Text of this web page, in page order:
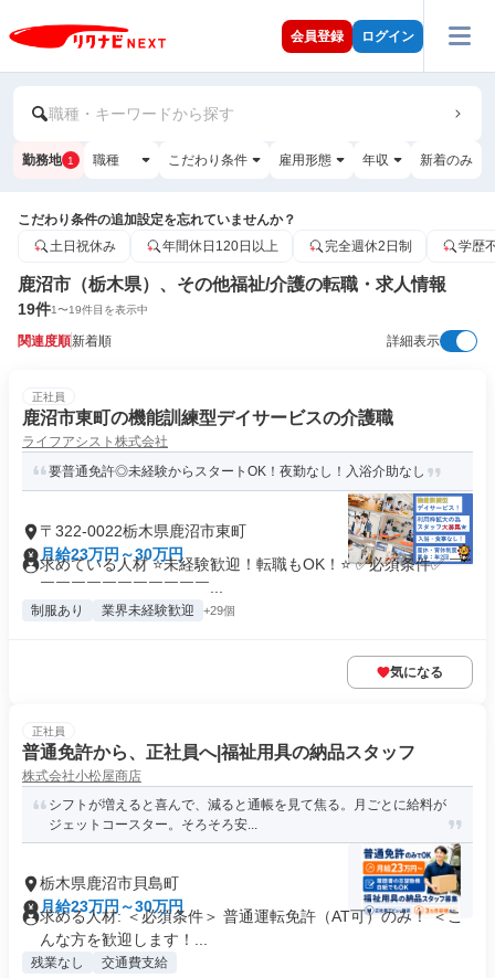
会員登録 ログイン
職種・キーワードから探す
勤務地 1 職種 こだわり条件 雇用形態 年収 新着のみ
こだわり条件の追加設定を忘れていませんか？
土日祝休み
年間休日120日以上 完全週休2日制 学歴
鹿沼市（栃木県）、その他福祉/介護の転職・求人情報
19件1〜19件目を表示中
関連度順新着順 詳細表示
正社員
鹿沼市東町の機能訓練型デイサービスの介護職
ライフアシスト株式会社
要普通免許◎未経験からスタートOK！夜勤なし！入浴介助なし
〒322-0022栃木県鹿沼市東町
月給23万円～30万円
求めている人材 ⭐未経験歓迎！転職もOK！⭐ ✅必須条件✅ ￣
￣￣￣￣￣￣￣￣￣￣￣...
制服あり 業界未経験歓迎 +29個
気になる
正社員
普通免許から、正社員へ|福祉用具の納品スタッフ
株式会社小松屋商店
シフトが増えると喜んで、減ると通帳を見て焦る。月ごとに給料が
ジェットコースター。そろそろ安...
栃木県鹿沼市貝島町
月給23万円～30万円
求める人材: ＜必須条件＞ 普通運転免許（AT可）のみ！ ＜こ
んな方を歓迎します！...
残業なし 交通費支給